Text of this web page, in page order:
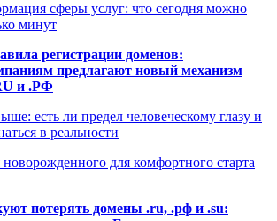
сферы услуг: что сегодня можно
минут
регистрации доменов:
предлагают новый механизм
и .РФ
есть ли предел человеческому глазу и
в реальности
для комфортного старта
потерять домены .ru, .рф и .su: